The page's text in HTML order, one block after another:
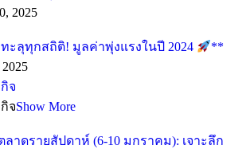
2025
ะลุทุกสถิติ! มูลค่าพุ่งแรงในปี 2024
**
จ
จShow More
าดรายสัปดาห์ (6-10 มกราคม): เจาะลึก